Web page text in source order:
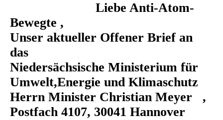
Liebe Anti-Atom-
Bewegte ,
Unser aktueller Offener Brief an
das
Niedersächsische Ministerium für
Umwelt,Energie und Klimaschutz
Herrn Minister Christian Meyer ,
Postfach 4107, 30041 Hannover